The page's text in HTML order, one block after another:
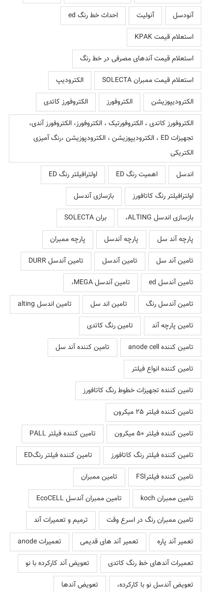
آنودسل
آنولیت
احداث خط رنگ ed
استعلام قیمت KPAK
استعلام قیمت آندهای مصرفی در خط رنگ
استعلام قیمت ممبران SOLECTA
الکترودیپ
الکترودیپوزیشن
الکتروفورز
الکتروفورز کاتدی
الکتروفورز کاتدی ، الکتروفورتیک ، الکتروفورز، الکتروفورز آندی،
تجهیزات ED ، الکترودیپوزیشن ، الکترودپوزیشن ،رنگ آمیزی
الکتریکی
اندسل
اهمیت رنگ ED
اولترافیلتر رنگ ED
اولترافیلتر رنگ کاتافورز
بازسازی آندسل
بازسازی اندسل ALTING،
بران SOLECTA
پارچه آند سل
پارچه آندسل
پارچه ممبران
تامین آند سل
تامین آندسل
تامین آندسل DURR
تامین آندسل ed
تامین آندسل MEGA،
تامین آندسل رنگ
تامین اند سل
تامین اندسل alting
تامین پارچه آند
تامین رنگ کاتدی
تامین کننده anode cell
تامین کننده آند سل
تامین کننده انواع فیلتر
تامین کننده تجهیزات خطوط رنگ کاتافورز
تامین کننده فیلتر 25 میکرون
تامین کننده فیلتر 50 میکرون
تامین کننده فیلتر PALL
تامین کننده فیلتر رنگ کاتافورز
تامین کننده فیلتر رنگED
تامین کننده فیلترFSI
تامین ممبران
تامین ممبران koch
تامین ممبران آندسل EcoCELL
تامین ممبران رنگ در اسرع وقت
ترمیم و تعمیرات آند
تعمیر آند پاره
تعمیر آند های قدیمی
تعمیرات anode
تعمیرات آندهای خط رنگ کاتدی
تعویض آند کارکرده با نو
تعویض آندسل نو با کارکرده،
تعویض آندها